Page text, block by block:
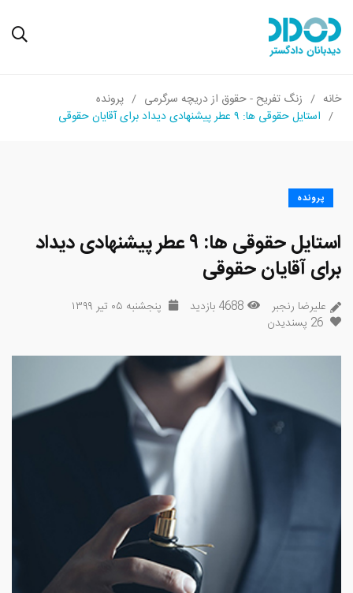
خانه زنگ تفریح - حقوق از دریچه سرگرمی
پرونده
استایل حقوقی ها: ۹ عطر پیشنهادی دیداد برای آقایان حقوقی
پرونده
استایل حقوقی ها: ۹ عطر پیشنهادی دیداد
برای آقایان حقوقی
علیرضا رنجبر 4688 بازدید
پنجشنبه ۰۵ تیر ۱۳۹۹
26 پسندیدن